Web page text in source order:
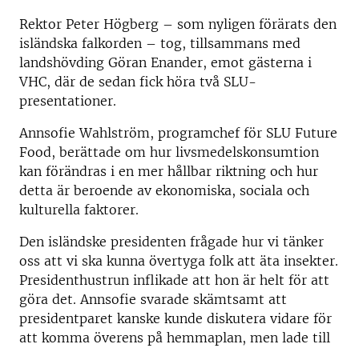
Rektor Peter Högberg – som nyligen förärats den
isländska falkorden – tog, tillsammans med
landshövding Göran Enander, emot gästerna i
VHC, där de sedan fick höra två SLU-
presentationer.
Annsofie Wahlström, programchef för SLU Future
Food, berättade om hur livsmedelskonsumtion
kan förändras i en mer hållbar riktning och hur
detta är beroende av ekonomiska, sociala och
kulturella faktorer.
Den isländske presidenten frågade hur vi tänker
oss att vi ska kunna övertyga folk att äta insekter.
Presidenthustrun inflikade att hon är helt för att
göra det. Annsofie svarade skämtsamt att
presidentparet kanske kunde diskutera vidare för
att komma överens på hemmaplan, men lade till